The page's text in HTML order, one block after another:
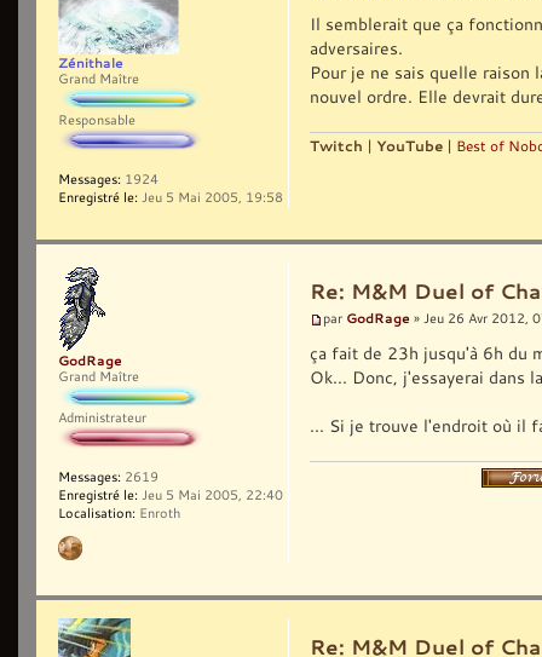
Il semblerait que ça
adversaires.
Pour je ne sais quelle
nouvel ordre. Elle devrait
Twitch | YouTube | Best of
Zénithale
Grand Maître
Responsable
Messages: 1924
Enregistré le: Jeu 5 Mai 2005, 19:58
Re: M&M Duel of
par GodRage » Jeu 26 Avr 2012,
ça fait de 23h jusqu'à 6h du
Ok... Donc, j'essayerai dans
... Si je trouve l'endroit où il
GodRage
Grand Maître
Administrateur
Messages: 2619
Enregistré le: Jeu 5 Mai 2005, 22:40
Localisation: Enroth
Re: M&M Duel of